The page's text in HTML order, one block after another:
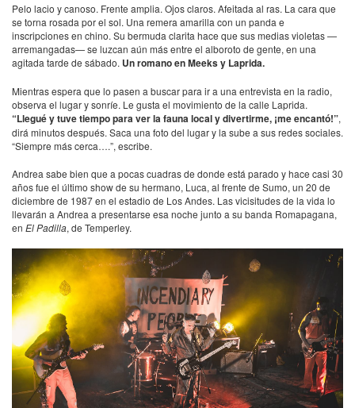
Pelo lacio y canoso. Frente amplia. Ojos claros. Afeitada al ras. La cara que
se torna rosada por el sol. Una remera amarilla con un panda e
inscripciones en chino. Su bermuda clarita hace que sus medias violetas —
arremangadas— se luzcan aún más entre el alboroto de gente, en una
agitada tarde de sábado. Un romano en Meeks y Laprida.
Mientras espera que lo pasen a buscar para ir a una entrevista en la radio,
observa el lugar y sonríe. Le gusta el movimiento de la calle Laprida.
“Llegué y tuve tiempo para ver la fauna local y divertirme, ¡me encantó!”,
dirá minutos después. Saca una foto del lugar y la sube a sus redes sociales.
“Siempre más cerca….”, escribe.
Andrea sabe bien que a pocas cuadras de donde está parado y hace casi 30
años fue el último show de su hermano, Luca, al frente de Sumo, un 20 de
diciembre de 1987 en el estadio de Los Andes. Las vicisitudes de la vida lo
llevarán a Andrea a presentarse esa noche junto a su banda Romapagana,
en El Padilla, de Temperley.